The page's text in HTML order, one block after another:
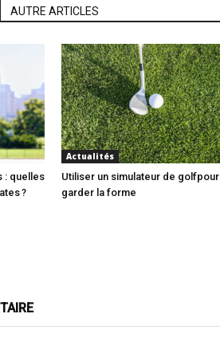
AUTRE ARTICLES
: quelles
?
Actualités
Utiliser un simulateur de golfpour
garder la forme